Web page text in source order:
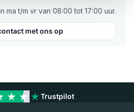
ma t/m vr van 08:00 tot 17:00 uur.
met ons op
Trustpilot